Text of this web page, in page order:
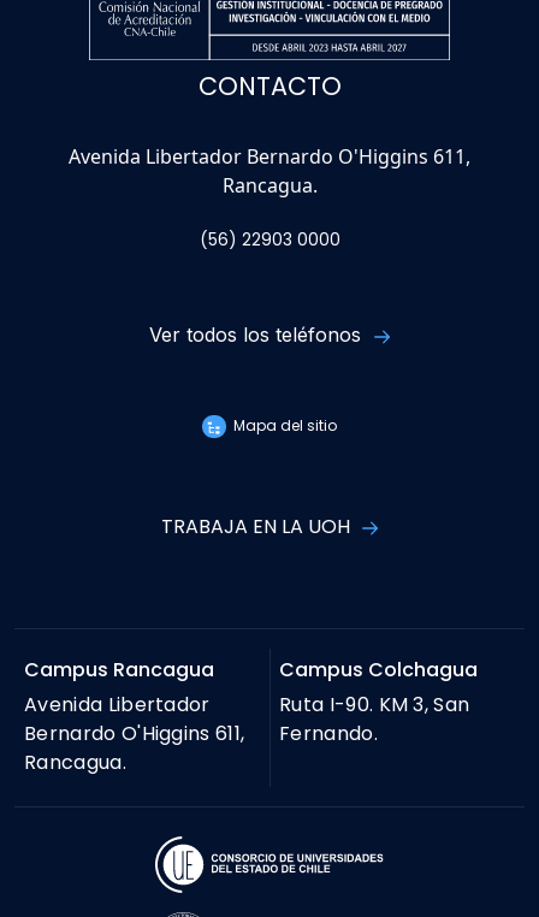
CONTACTO
Avenida Libertador Bernardo O'Higgins 611,
Rancagua.
(56) 22903 0000
Ver todos los teléfonos
Mapa del sitio
TRABAJA EN LA UOH
Campus Rancagua
Avenida Libertador
Bernardo O'Higgins 611,
Rancagua.
Campus Colchagua
Ruta I-90. KM 3, San
Fernando.